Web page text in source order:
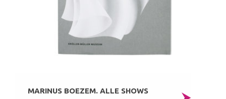
MARINUS BOEZEM. ALLE SHOWS